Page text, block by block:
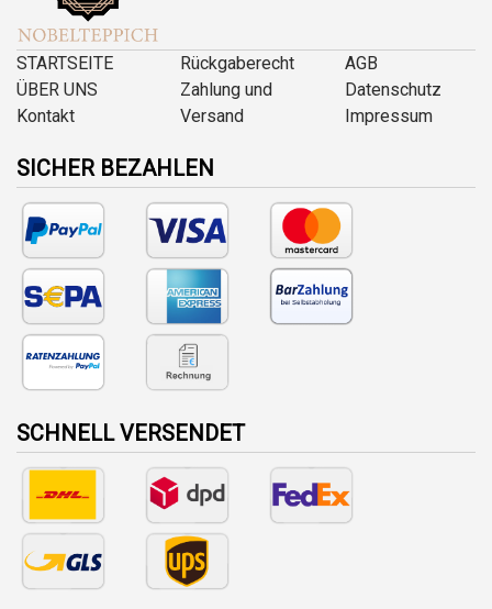
STARTSEITE
ÜBER UNS
Kontakt
Rückgaberecht
Zahlung und
Versand
AGB
Datenschutz
Impressum
SICHER BEZAHLEN
SCHNELL VERSENDET